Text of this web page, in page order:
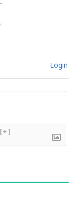
Login
[+]